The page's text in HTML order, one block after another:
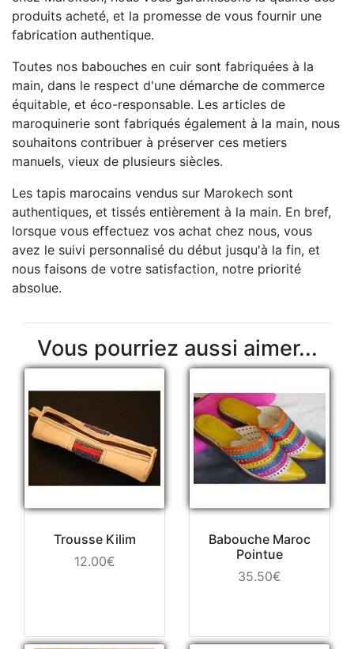
produits acheté, et la promesse de vous fournir une
fabrication authentique.
Toutes nos babouches en cuir sont fabriquées à la
main, dans le respect d'une démarche de commerce
équitable, et éco-responsable. Les articles de
maroquinerie sont fabriqués également à la main, nous
souhaitons contribuer à préserver ces metiers
manuels, vieux de plusieurs siècles.
Les tapis marocains vendus sur Marokech sont
authentiques, et tissés entièrement à la main. En bref,
lorsque vous effectuez vos achat chez nous, vous
avez le suivi personnalisé du début jusqu'à la fin, et
nous faisons de votre satisfaction, notre priorité
absolue.
Vous pourriez aussi aimer...
Trousse Kilim
12.00€
Babouche Maroc
Pointue
35.50€